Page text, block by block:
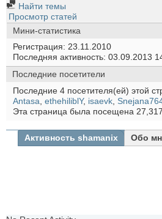
Найти темы
Просмотр статей
Мини-статистика
Регистрация
23.11.2010
Последняя активность 03.09.2013
Последние посетители
Последние 4 посетителя(ей) этой
Antasa ethehiliblY, isaevk
Эта страница была посещена 27,317
Активность shamanix Обо